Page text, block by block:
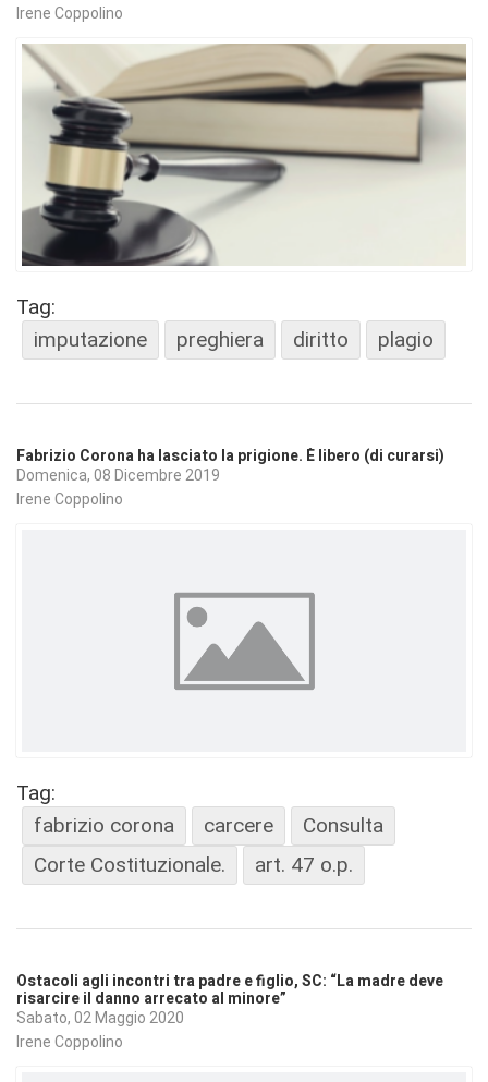
Irene Coppolino
Tag:
imputazione
preghiera diritto plagio
Fabrizio Corona ha lasciato la prigione. È libero (di curarsi)
Domenica, 08 Dicembre 2019
Irene Coppolino
Tag:
fabrizio corona
carcere
Consulta
Corte Costituzionale.
art. 47 o.p.
Ostacoli agli incontri tra padre e figlio, SC: “La madre deve
risarcire il danno arrecato al minore”
Sabato, 02 Maggio 2020
Irene Coppolino